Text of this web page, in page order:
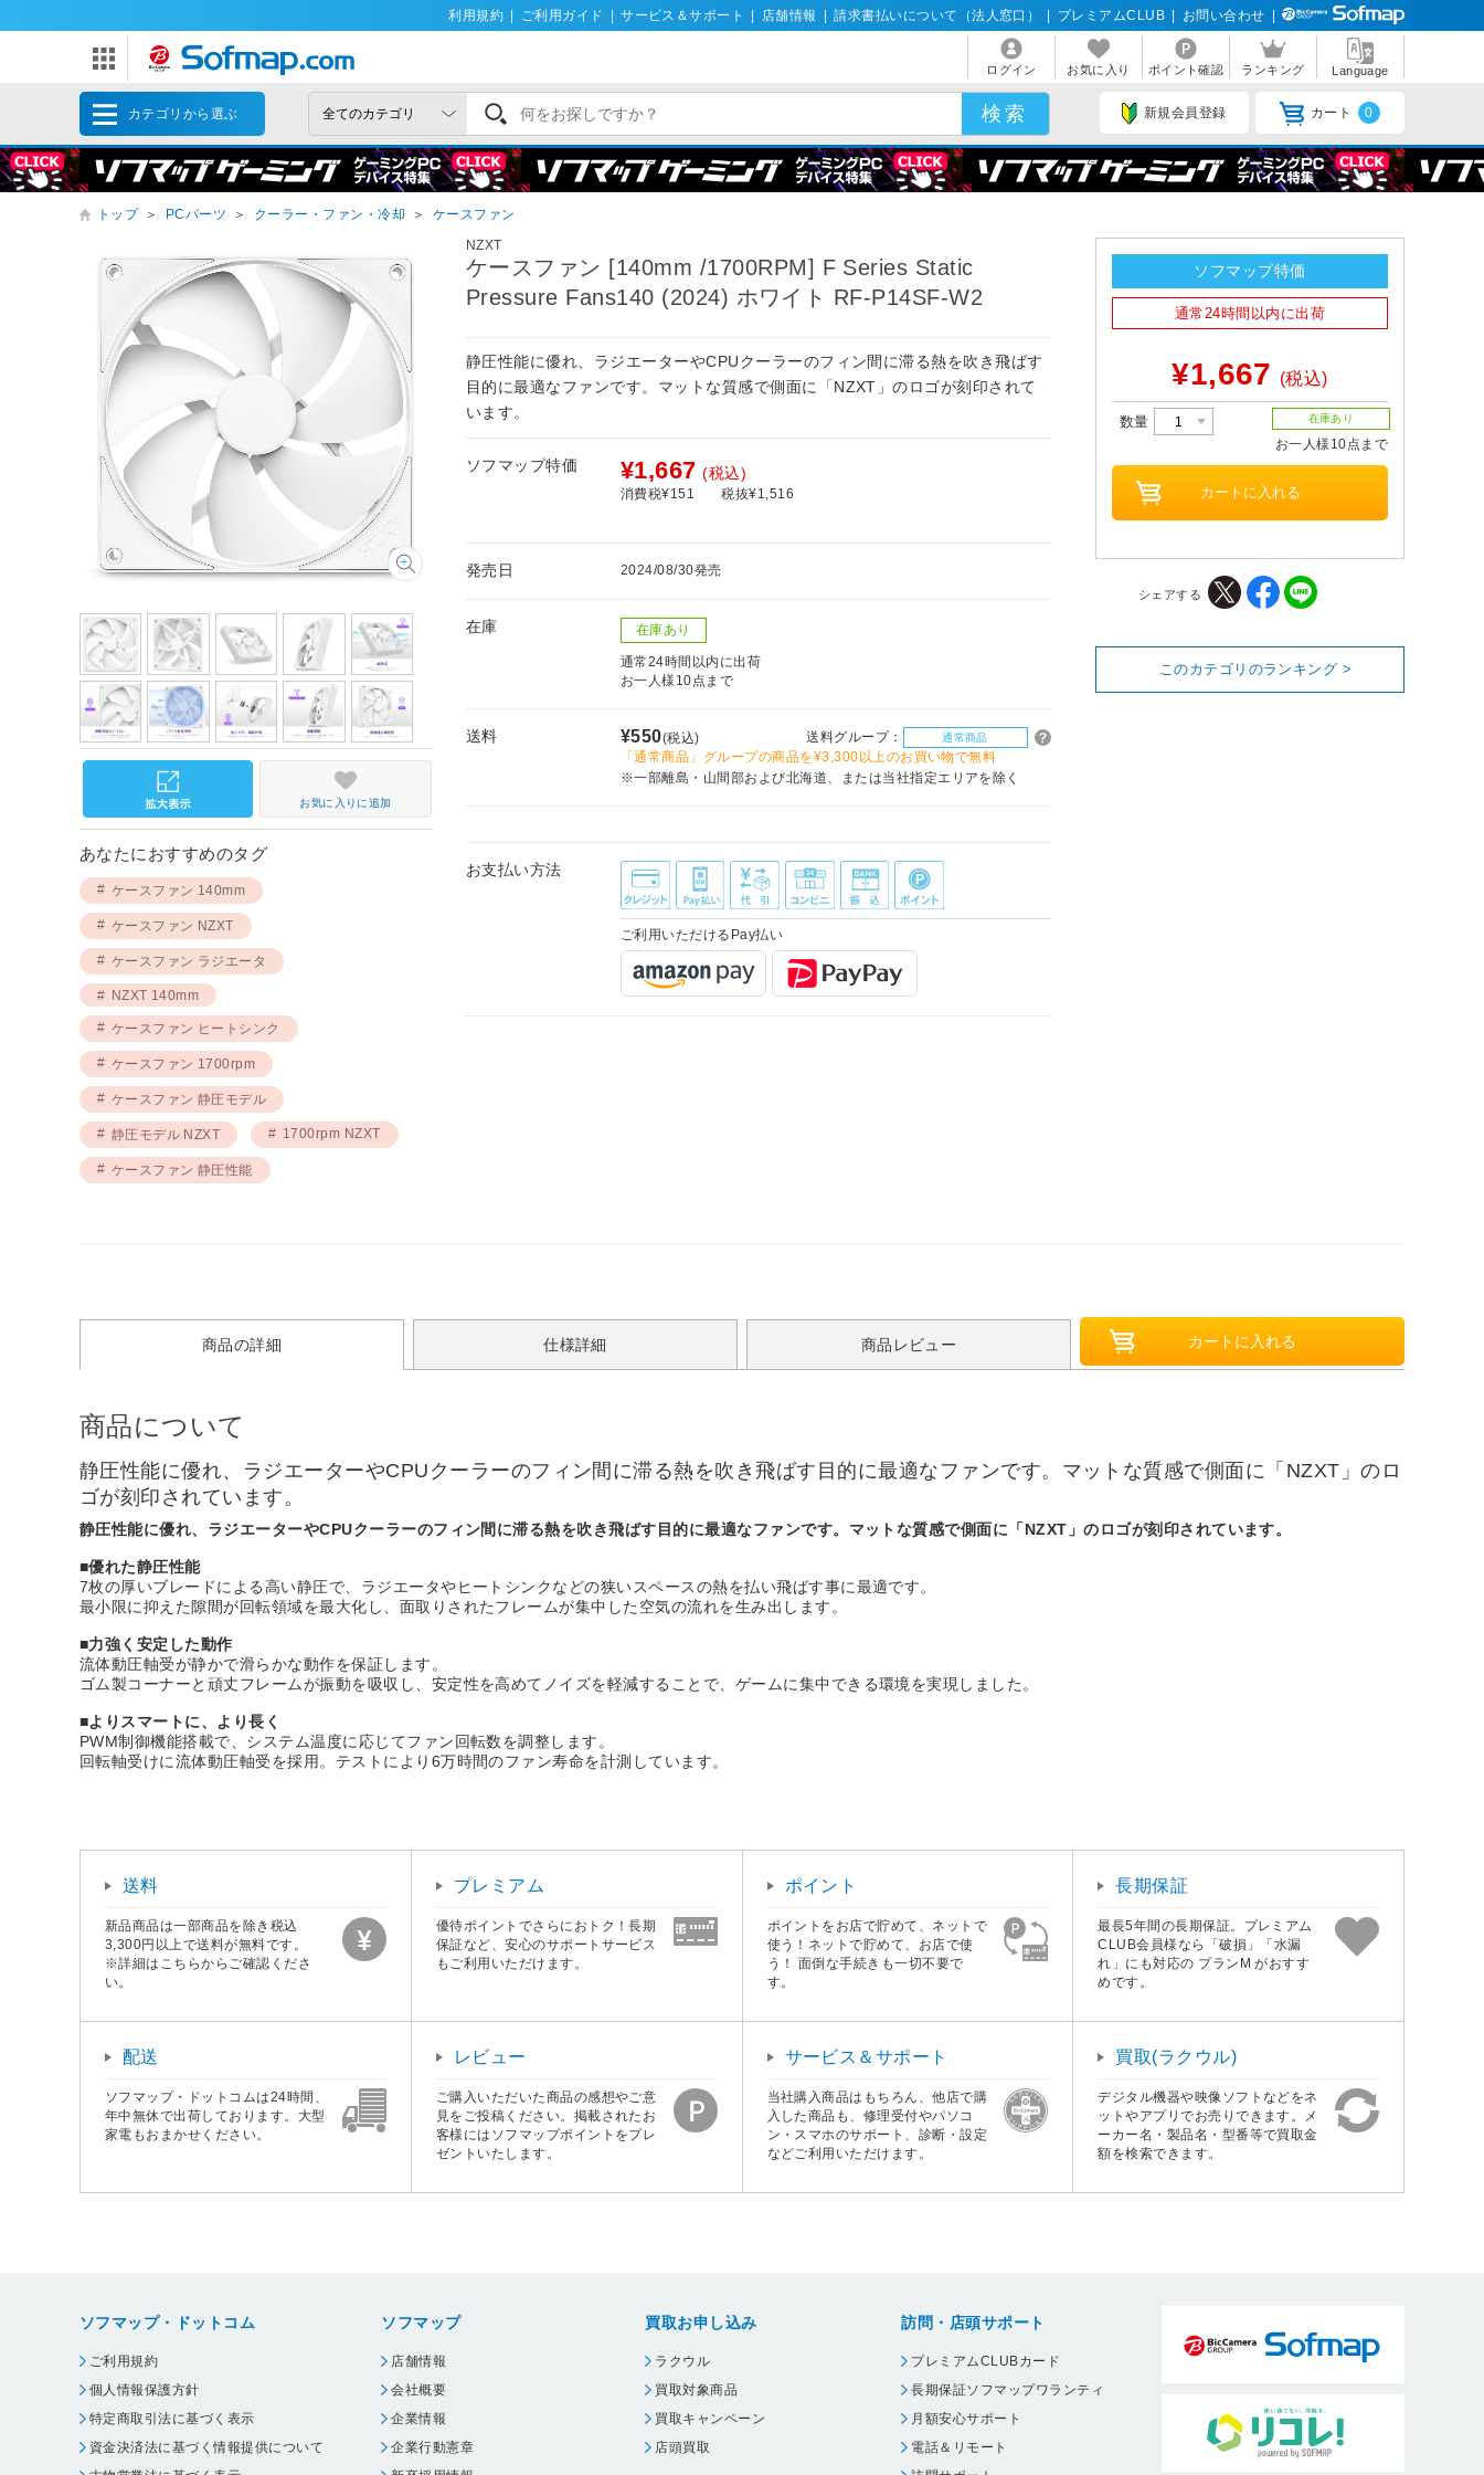
利用規約 ご利用ガイド サービス＆サポート 店舗情報 請求書払いについて（法人窓口） プレミアムCLUB お問い合わせ
ログイン お気に入り ポイント確認 ランキング Language
カテゴリから選ぶ 新規会員登録 カート 0
トップ ＞ PCパーツ ＞ クーラー・ファン・冷却 ＞
ケースファン
NZXT
ケースファン [140mm /1700RPM] F Series Static
Pressure Fans140 (2024) ホワイト RF-P14SF-W2
静圧性能に優れ、ラジエーターやCPUクーラーのフィン間に滞る熱を吹き飛ばす
目的に最適なファンです。マットな質感で側面に「NZXT」のロゴが刻印されて
います。
ソフマップ特価 ¥1,667 (税込)
消費税¥151 税抜¥1,516
発売日 2024/08/30発売
在庫 在庫あり
通常24時間以内に出荷
お一人様10点まで
送料 ¥550(税込) 送料グループ： 通常商品
「通常商品」グループの商品を¥3,300以上のお買い物で無料
※一部離島・山間部および北海道、または当社指定エリアを除く
お支払い方法
ご利用いただけるPay払い
お気に入りに追加
あなたにおすすめのタグ
ケースファン 140mm
ケースファン NZXT
ケースファン ラジエータ
NZXT 140mm
ケースファン ヒートシンク
ケースファン 1700rpm
ケースファン 静圧モデル
静圧モデル NZXT 1700rpm NZXT
ケースファン 静圧性能
ソフマップ特価
通常24時間以内に出荷
¥1,667 (税込)
数量 在庫あり
お一人様10点まで
シェアする
このカテゴリのランキング >
商品の詳細 仕様詳細 商品レビュー
商品について
静圧性能に優れ、ラジエーターやCPUクーラーのフィン間に滞る熱を吹き飛ばす目的に最適なファンです。マットな質感で側面に「NZXT」のロ
ゴが刻印されています。
静圧性能に優れ、ラジエーターやCPUクーラーのフィン間に滞る熱を吹き飛ばす目的に最適なファンです。マットな質感で側面に「NZXT」のロゴが刻印されています。
■優れた静圧性能
7枚の厚いブレードによる高い静圧で、ラジエータやヒートシンクなどの狭いスペースの熱を払い飛ばす事に最適です。
最小限に抑えた隙間が回転領域を最大化し、面取りされたフレームが集中した空気の流れを生み出します。
■力強く安定した動作
流体動圧軸受が静かで滑らかな動作を保証します。
ゴム製コーナーと頑丈フレームが振動を吸収し、安定性を高めてノイズを軽減することで、ゲームに集中できる環境を実現しました。
■よりスマートに、より長く
PWM制御機能搭載で、システム温度に応じてファン回転数を調整します。
回転軸受けに流体動圧軸受を採用。テストにより6万時間のファン寿命を計測しています。
送料
新品商品は一部商品を除き税込
3,300円以上で送料が無料です。
※詳細はこちらからご確認くださ
い。
プレミアム
優待ポイントでさらにおトク！長期
保証など、安心のサポートサービス
もご利用いただけます。
ポイント
ポイントをお店で貯めて、ネットで
使う！ネットで貯めて、お店で使
う！ 面倒な手続きも一切不要で
す。
長期保証
最長5年間の長期保証。プレミアム
CLUB会員様なら「破損」「水漏
れ」にも対応の プランM がおすす
めです。
配送
ソフマップ・ドットコムは24時間、
年中無休で出荷しております。大型
家電もおまかせください。
レビュー
ご購入いただいた商品の感想やご意
見をご投稿ください。掲載されたお
客様にはソフマップポイントをプレ
ゼントいたします。
サービス＆サポート
当社購入商品はもちろん、他店で購
入した商品も、修理受付やパソコ
ン・スマホのサポート、診断・設定
などご利用いただけます。
買取(ラクウル)
デジタル機器や映像ソフトなどをネ
ットやアプリでお売りできます。メ
ーカー名・製品名・型番等で買取金
額を検索できます。
ソフマップ・ドットコム
ご利用規約
個人情報保護方針
特定商取引法に基づく表示
資金決済法に基づく情報提供について
ソフマップ
店舗情報
会社概要
企業情報
企業行動憲章
買取お申し込み
ラクウル
買取対象商品
買取キャンペーン
店頭買取
訪問・店頭サポート
プレミアムCLUBカード
長期保証ソフマップワランティ
月額安心サポート
電話＆リモート